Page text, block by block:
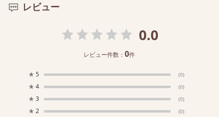
レビュー
0.0
レビュー件数：0件
★ 5 (0)
★ 4 (0)
★ 3 (0)
★ 2 (0)